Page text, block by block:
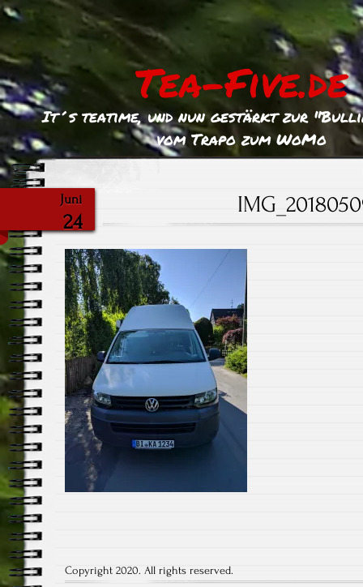
Tea-Five.de
It´s teatime, und nun gestärkt zur
vom Trapo zum WoMo
Juni
24
Copyright 2020. All rights reserved.